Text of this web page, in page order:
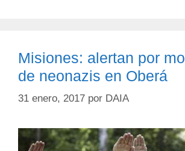
Misiones: alertan por
de neonazis en Oberá
31 enero, 2017 por DAIA